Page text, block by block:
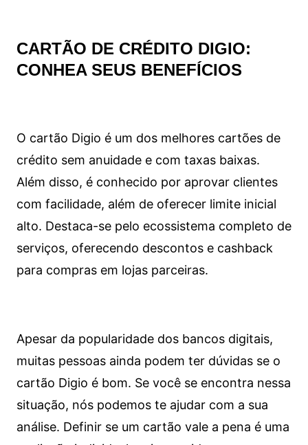
CARTÃO DE CRÉDITO DIGIO:
CONHEA SEUS BENEFÍCIOS
O cartão Digio é um dos melhores cartões de
crédito sem anuidade e com taxas baixas.
Além disso, é conhecido por aprovar clientes
com facilidade, além de oferecer limite inicial
alto. Destaca-se pelo ecossistema completo de
serviços, oferecendo descontos e cashback
para compras em lojas parceiras.
Apesar da popularidade dos bancos digitais,
muitas pessoas ainda podem ter dúvidas se o
cartão Digio é bom. Se você se encontra nessa
situação, nós podemos te ajudar com a sua
análise. Definir se um cartão vale a pena é uma